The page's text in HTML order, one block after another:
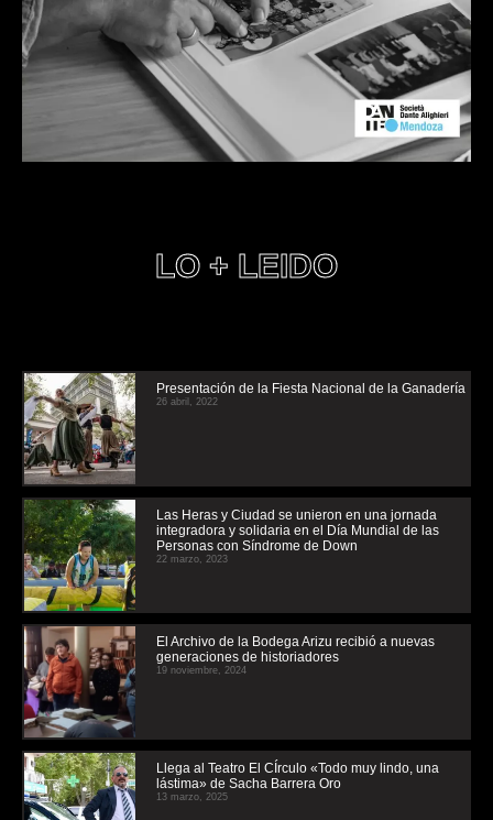
LO + LEIDO
Presentación de la Fiesta Nacional de la Ganadería
26 abril, 2022
Las Heras y Ciudad se unieron en una jornada
integradora y solidaria en el Día Mundial de las
Personas con Síndrome de Down
22 marzo, 2023
El Archivo de la Bodega Arizu recibió a nuevas
generaciones de historiadores
19 noviembre, 2024
Llega al Teatro El CÍrculo «Todo muy lindo, una
lástima» de Sacha Barrera Oro
13 marzo, 2025